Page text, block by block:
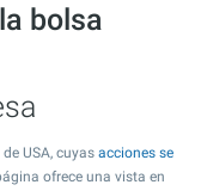
bolsa
USA, cuyas acciones se
ofrece una vista en